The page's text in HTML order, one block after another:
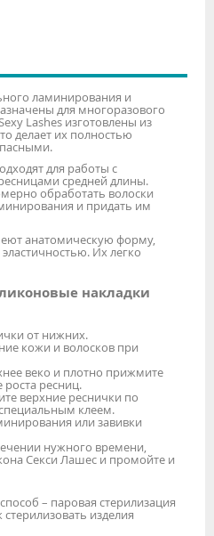
ламинирования и
для многоразового
Lashes изготовлены из
делает их полностью
для работы с
средней длины.
обработать волоски
и придать им
анатомическую форму,
Их легко
накладки
от нижних.
кожи и волосков при
веко и плотно прижмите
ресниц.
верхние реснички по
клеем.
или завивки
нужного времени,
Секси Лашес и промойте и
– паровая стерилизация
изделия